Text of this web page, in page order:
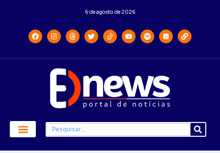
6 de agosto de 2026